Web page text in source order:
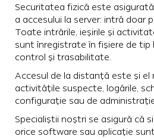
Securitatea fizică este
a accesului la server: intră doar
Toate intrările, ieșirile și
sunt înregistrate în fișiere de tip
control și trasabilitate.
Accesul de la distanță este și el
activitățile suspecte, logările,
configurație sau de
Specialiștii noștri se asigură că
orice software sau aplicație